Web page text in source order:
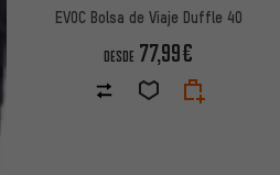
EVOC Bolsa de Viaje Duffle 40
DESDE 77,99€